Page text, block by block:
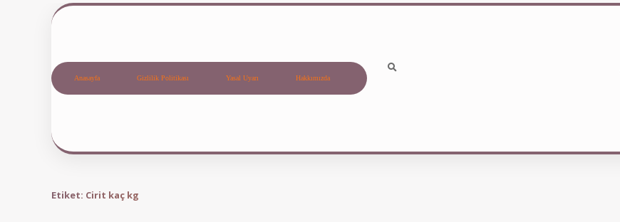
Anasayfa Gizlilik Politikası Yasal Uyarı Hakkımızda
Etiket: Cirit kaç kg